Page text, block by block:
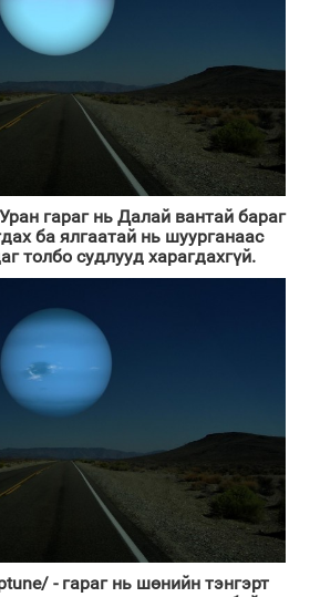
гараг нь Далай вантай бараг
ба ялгаатай нь шуурганаас
толбо судлууд харагдахгүй.
- гараг нь шөнийн тэнгэрт